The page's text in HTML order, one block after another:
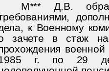
М*** Д.В.
к Военному
зачете в стаж на
г. по 29